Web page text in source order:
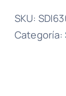
SKU:
Categoría: